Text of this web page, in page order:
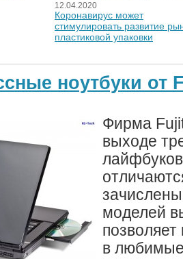
12.04.2020
Коронавирус может
стимулировать развитие
пластиковой упаковки
ноутбуки от
Фирма
выходе
моделей
позволяет
в